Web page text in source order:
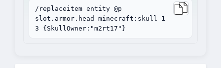
/replaceitem entity @p
slot.armor.head minecraft:skull 1
3 {SkullOwner:"m2rt17"}